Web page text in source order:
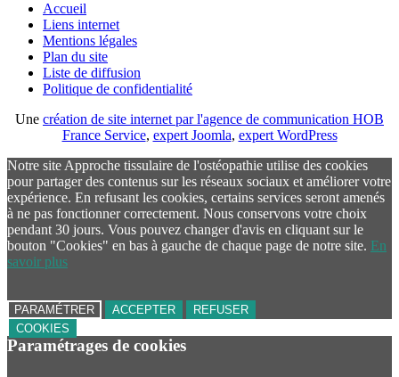
Accueil
Liens internet
Mentions légales
Plan du site
Liste de diffusion
Politique de confidentialité
Une création de site internet par l'agence de communication HOB
France Service, expert Joomla, expert WordPress
Notre site Approche tissulaire de l'ostéopathie utilise des cookies
pour partager des contenus sur les réseaux sociaux et améliorer votre
expérience. En refusant les cookies, certains services seront amenés
à ne pas fonctionner correctement. Nous conservons votre choix
pendant 30 jours. Vous pouvez changer d'avis en cliquant sur le
bouton "Cookies" en bas à gauche de chaque page de notre site. En
savoir plus
PARAMÉTRER ACCEPTER
REFUSER
COOKIES
Paramétrages de cookies